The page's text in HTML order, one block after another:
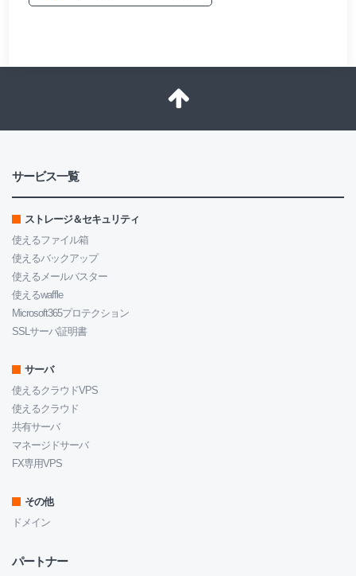
サービス一覧
ストレージ＆セキュリティ
使えるファイル箱
使えるバックアップ
使えるメールバスター
使えるwaffle
Microsoft365プロテクション
SSLサーバ証明書
サーバ
使えるクラウドVPS
使えるクラウド
共有サーバ
マネージドサーバ
FX専用VPS
その他
ドメイン
パートナー